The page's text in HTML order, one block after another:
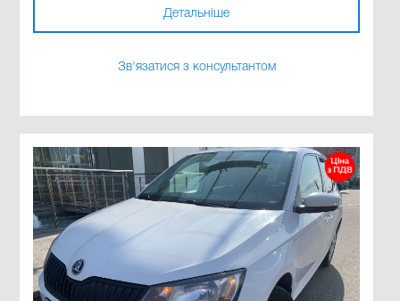
Детальніше
Зв'язатися з консультантом